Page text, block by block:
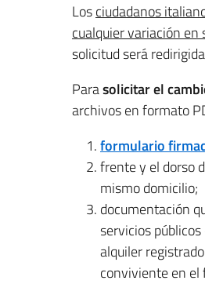
Losciudadanos
cualquier variación en
solicitud será
Parasolicitar el
archivos en formato
formulario
frente y el dorso
mismo domicilio;
documentación
servicios
alquiler
conviviente en el